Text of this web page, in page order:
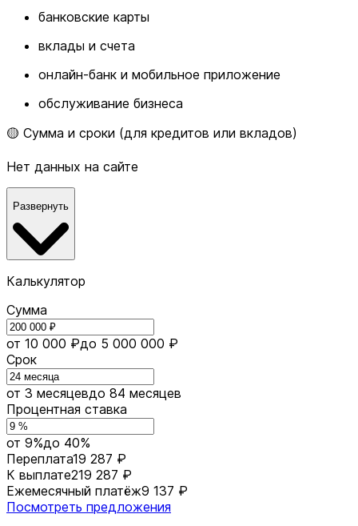
банковские карты
вклады и счета
онлайн-банк и мобильное приложение
обслуживание бизнеса
🟡 Сумма и сроки (для кредитов или вкладов)
Нет данных на сайте
Развернуть
Калькулятор
Сумма
от 10 000 ₽до 5 000 000 ₽
Срок
от 3 месяцевдо 84 месяцев
Процентная ставка
от 9%до 40%
Переплата19 287 ₽
К выплате219 287 ₽
Ежемесячный платёж9 137 ₽
Посмотреть предложения